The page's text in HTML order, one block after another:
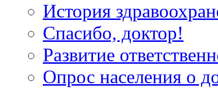
История
Спасибо, доктор!
Развитие
Опрос населения о